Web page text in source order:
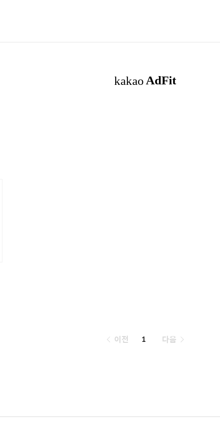
페
이전 1 다음